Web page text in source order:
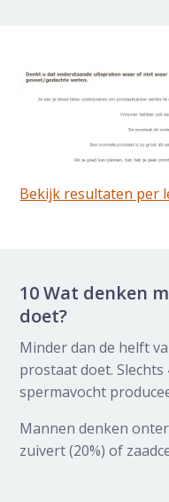
Bekijk resultaten per
10 Wat denken
doet?
Minder dan de helft
prostaat doet.
spermavocht
Mannen denken
zuivert (20%) of